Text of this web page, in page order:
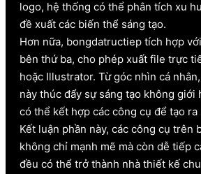
logo, hệ thống có thể phân tích xu
đề xuất các biến thể sáng tạo.
Hơn nữa, bongdatructiep tích hợp
bên thứ ba, cho phép xuất file trực
hoặc Illustrator. Từ góc nhìn cá
này thúc đẩy sự sáng tạo không giới
có thể kết hợp các công cụ để tạo ra
Kết luận phần này, các công cụ trên
không chỉ mạnh mẽ mà còn dễ tiếp
đều có thể trở thành nhà thiết kế